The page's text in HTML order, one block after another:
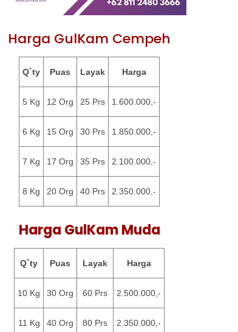
Harga GulKam Cempeh
Q`ty Puas Layak Harga
5 Kg 12 Org 25 Prs 1.600.000,-
6 Kg 15 Org 30 Prs 1.850.000,-
7 Kg 17 Org 35 Prs 2.100.000,-
8 Kg 20 Org 40 Prs 2.350.000,-
Harga GulKam Muda
Q`ty Puas Layak Harga
10 Kg 30 Org 60 Prs 2.500.000,-
11 Kg 40 Org 80 Prs 2.350.000,-